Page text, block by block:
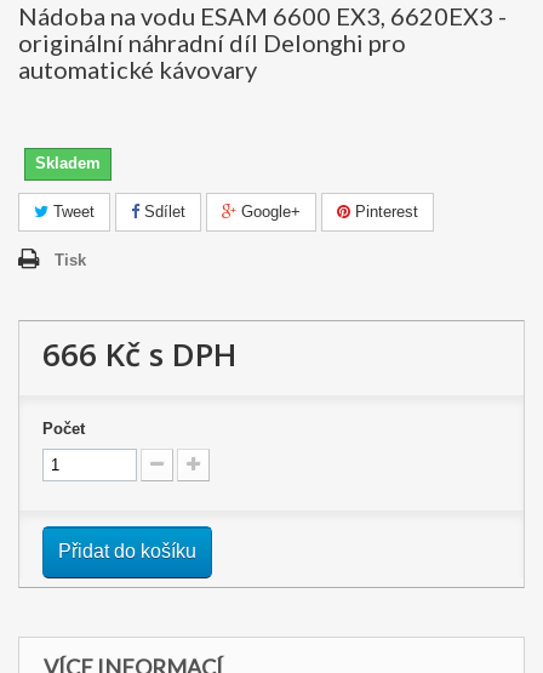
Nádoba na vodu ESAM 6600 EX3, 6620EX3 -
originální náhradní díl Delonghi pro
automatické kávovary
Skladem
Tweet Sdílet Google+ Pinterest
Tisk
666 Kč s DPH
Počet
Přidat do košíku
VÍCE INFORMACÍ